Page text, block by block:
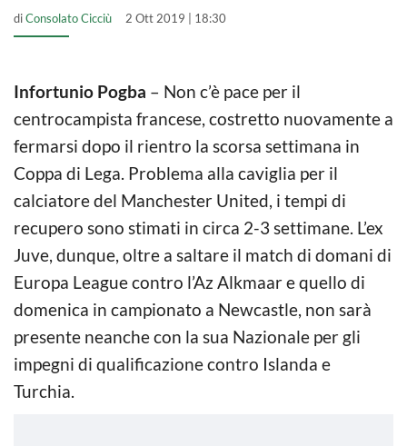
diConsolato Cicciù 2 Ott 2019 | 18:30
Infortunio Pogba – Non c’è pace per il
centrocampista francese, costretto nuovamente a
fermarsi dopo il rientro la scorsa settimana in
Coppa di Lega. Problema alla caviglia per il
calciatore del Manchester United, i tempi di
recupero sono stimati in circa 2-3 settimane. L’ex
Juve, dunque, oltre a saltare il match di domani di
Europa League contro l’Az Alkmaar e quello di
domenica in campionato a Newcastle, non sarà
presente neanche con la sua Nazionale per gli
impegni di qualificazione contro Islanda e
Turchia.